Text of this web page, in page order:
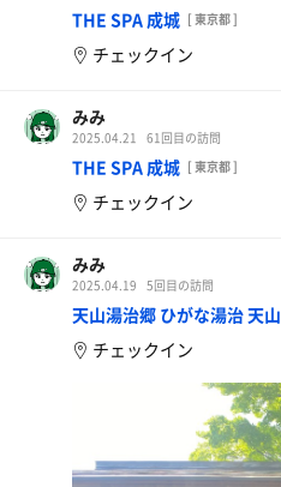
THE SPA 成城 [ 東京都 ]
チェックイン
みみ
2025.04.21 61回目の訪問
THE SPA 成城 [ 東京都 ]
チェックイン
みみ
2025.04.19 5回目の訪問
天山湯治郷 ひがな湯治 天山
チェックイン